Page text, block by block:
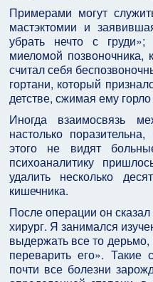
Примерами могут
мастэктомии и
убрать нечто с
миеломой позвоночника,
считал себя
гортани, который
детстве, сжимая ему
Иногда взаимосвязь
настолько
этого не видят
психоаналитику
удалить несколько
кишечника.
После операции он
хирург. Я занимался
выдержать все то
переварить его». Такие
почти все болезни